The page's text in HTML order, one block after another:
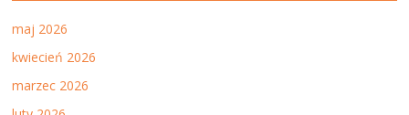
maj 2026
kwiecień 2026
marzec 2026